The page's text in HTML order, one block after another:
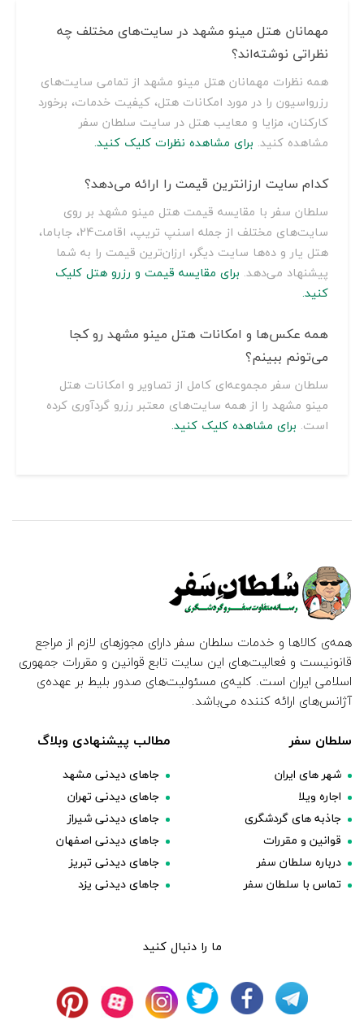
مهمانان هتل مینو مشهد در سایت‌های مختلف چه
نظراتی نوشته‌اند؟
همه نظرات مهمانان هتل مینو مشهد از تمامی سایت‌های
رزرواسیون را در مورد امکانات هتل، کیفیت خدمات، برخورد
کارکنان، مزایا و معایب هتل در سایت سلطان سفر
مشاهده کنید. برای مشاهده نظرات کلیک کنید.
کدام سایت ارزانترین قیمت را ارائه می‌دهد؟
سلطان سفر با مقایسه قیمت هتل مینو مشهد بر روی
سایت‌های مختلف از جمله اسنپ تریپ، اقامت24، جاباما،
هتل یار و ده‌ها سایت دیگر، ارزان‌ترین قیمت را به شما
پیشنهاد می‌دهد. برای مقایسه قیمت و رزرو هتل کلیک
کنید.
همه عکس‌ها و امکانات هتل مینو مشهد رو کجا
می‌تونم ببینم؟
سلطان سفر مجموعه‌ای کامل از تصاویر و امکانات هتل
مینو مشهد را از همه سایت‌های معتبر رزرو گردآوری کرده
است. برای مشاهده کلیک کنید.
همه‌ی کالاها و خدمات سلطان سفر دارای مجوزهای لازم از مراجع
قانونیست و فعالیت‌های این سایت تابع قوانین و مقررات جمهوری
اسلامی ایران است. کلیه‌ی مسئولیت‌های صدور بلیط بر عهده‌ی
آژانس‌های ارائه کننده می‌باشد.
سلطان سفر
شهر های ایران
اجاره ویلا
جاذبه های گردشگری
قوانین و مقررات
درباره سلطان سفر
تماس با سلطان سفر
مطالب پیشنهادی وبلاگ
جاهای دیدنی مشهد
جاهای دیدنی تهران
جاهای دیدنی شیراز
جاهای دیدنی اصفهان
جاهای دیدنی تبریز
جاهای دیدنی یزد
ما را دنبال کنید